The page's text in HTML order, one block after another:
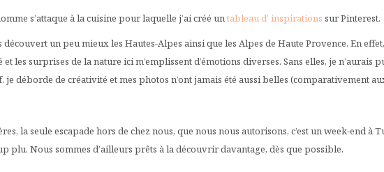
s’attaque à la cuisine pour laquelle j’ai créé untableau d’ inspirations sur Pinterest.
découvert un peu mieux les Hautes-Alpes ainsi que les Alpes de Haute Provence. En
et les surprises de la nature ici m’emplissent d’émotions diverses. Sans elles, je n’aurais
déborde de créativité et mes photos n’ont jamais été aussi belles (comparativement
la seule escapade hors de chez nous, que nous nous autorisons, c’est un week-end à
plu. Nous sommes d’ailleurs prêts à la découvrir davantage, dès que possible.